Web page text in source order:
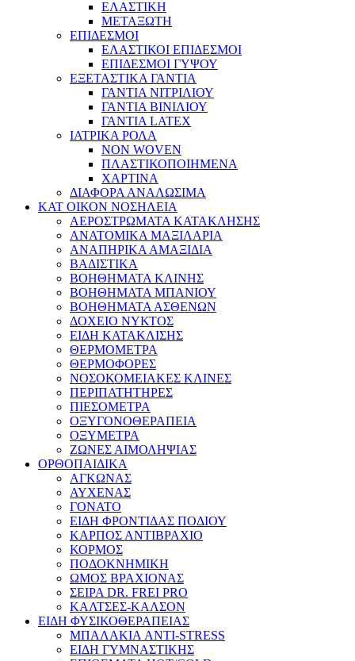
ΕΛΑΣΤΙΚΗ
ΜΕΤΑΞΩΤΗ
ΕΠΙΔΕΣΜΟΙ
ΕΛΑΣΤΙΚΟΙ ΕΠΙΔΕΣΜΟΙ
ΕΠΙΔΕΣΜΟΙ ΓΥΨΟΥ
ΕΞΕΤΑΣΤΙΚΑ ΓΑΝΤΙΑ
ΓΑΝΤΙΑ ΝΙΤΡΙΛΙΟΥ
ΓΑΝΤΙΑ ΒΙΝΙΛΙΟΥ
ΓΑΝΤΙΑ LATEX
ΙΑΤΡΙΚΑ ΡΟΛΑ
NON WOVEN
ΠΛΑΣΤΙΚΟΠΟΙΗΜΕΝΑ
ΧΑΡΤΙΝΑ
ΔΙΑΦΟΡΑ ΑΝΑΛΩΣΙΜΑ
ΚΑΤ ΟΙΚΟΝ ΝΟΣΗΛΕΙΑ
ΑΕΡΟΣΤΡΩΜΑΤΑ ΚΑΤΑΚΛΗΣΗΣ
ΑΝΑΤΟΜΙΚΑ ΜΑΞΙΛΑΡΙΑ
ΑΝΑΠΗΡΙΚΑ ΑΜΑΞΙΔΙΑ
ΒΑΔΙΣΤΙΚΑ
ΒΟΗΘΗΜΑΤΑ ΚΛΙΝΗΣ
ΒΟΗΘΗΜΑΤΑ ΜΠΑΝΙΟΥ
ΒΟΗΘΗΜΑΤΑ ΑΣΘΕΝΩΝ
ΔΟΧΕΙΟ ΝΥΚΤΟΣ
ΕΙΔΗ ΚΑΤΑΚΛΙΣΗΣ
ΘΕΡΜΟΜΕΤΡΑ
ΘΕΡΜΟΦΟΡΕΣ
ΝΟΣΟΚΟΜΕΙΑΚΕΣ ΚΛΙΝΕΣ
ΠΕΡΙΠΑΤΗΤΗΡΕΣ
ΠΙΕΣΟΜΕΤΡΑ
ΟΞΥΓΟΝΟΘΕΡΑΠΕΙΑ
ΟΞΥΜΕΤΡΑ
ΖΩΝΕΣ ΑΙΜΟΛΗΨΙΑΣ
ΟΡΘΟΠΑΙΔΙΚΑ
ΑΓΚΩΝΑΣ
ΑΥΧΕΝΑΣ
ΓΟΝΑΤΟ
ΕΙΔΗ ΦΡΟΝΤΙΔΑΣ ΠΟΔΙΟΥ
ΚΑΡΠΟΣ ΑΝΤΙΒΡΑΧΙΟ
ΚΟΡΜΟΣ
ΠΟΔΟΚΝΗΜΙΚΗ
ΩΜΟΣ ΒΡΑΧΙΟΝΑΣ
ΣΕΙΡΑ DR. FREI PRO
ΚΑΛΤΣΕΣ-ΚΑΛΣΟΝ
ΕΙΔΗ ΦΥΣΙΚΟΘΕΡΑΠΕΙΑΣ
ΜΠΑΛΑΚΙΑ ANTI-STRESS
ΕΙΔΗ ΓΥΜΝΑΣΤΙΚΗΣ